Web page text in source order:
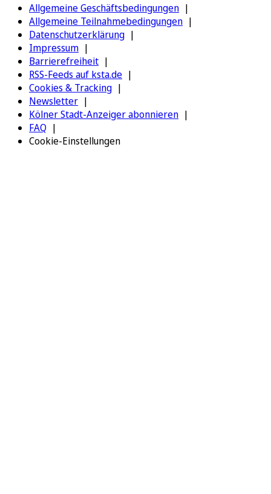
Allgemeine Geschäftsbedingungen
Allgemeine Teilnahmebedingungen
Datenschutzerklärung
Impressum
Barrierefreiheit
RSS-Feeds auf ksta.de
Cookies & Tracking
Newsletter
Kölner Stadt-Anzeiger abonnieren
FAQ
Cookie-Einstellungen